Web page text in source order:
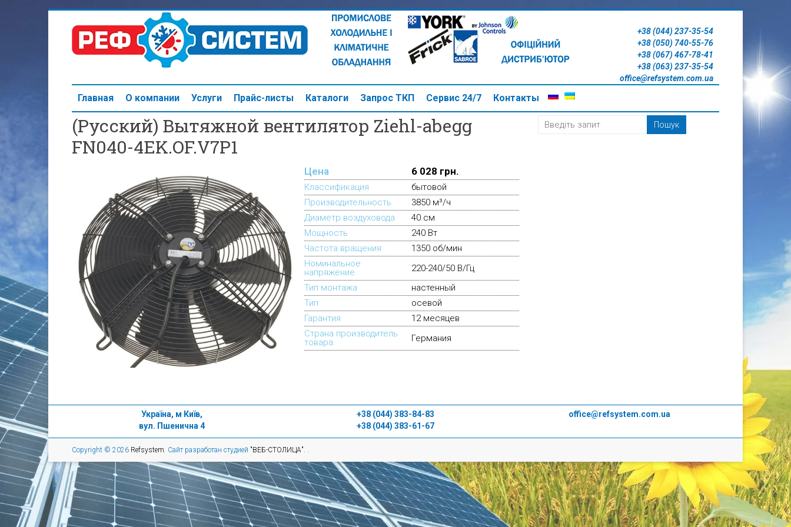
+38 (044) 237-35-54
+38 (050) 740-55-76
+38 (067) 467-78-41
+38 (063) 237-35-54
office@refsystem.com.ua
Главная О компании Услуги Прайс-листы Каталоги Запрос ТКП Cервис 24/7 Контакты
(Русский) Вытяжной вентилятор Ziehl-abegg
FN040-4EK.OF.V7P1
Цена 6 028 грн.
Классификация
бытовой
Производительность
3850 м³/ч
Диаметр воздуховода
40 см
Мощность
240 Вт
Частота вращения
1350 об/мин
Номинальное
напряжение
220-240/50 В/Гц
Тип монтажа
настенный
Тип
осевой
Гарантия
12 месяцев
Страна производитель
товара
Германия
Україна, м Київ,
вул. Пшенична 4
+38 (044) 383-84-83
+38 (044) 383-61-67
office@refsystem.com.ua
Copyright © 2026 Refsystem. Сайт разработан студией "ВЕБ-СТОЛИЦА". .